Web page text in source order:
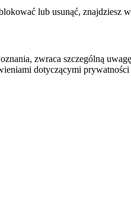
lub usunąć, znajdziesz w
zwraca szczególną
dotyczącymi